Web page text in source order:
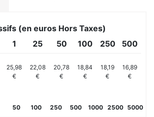
(en euros Hors Taxes)
1 25 50 100 250 500
25,98
€
22,08
€
20,78
€
18,84
€
18,19
€
16,89
€
50 100 250 500 1000 2500 5000